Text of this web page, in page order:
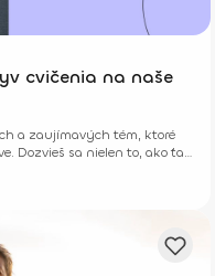
cvičenia na naše
a zaujímavých tém, ktoré
Dozvieš sa nielen to, ako ťa
ako dokážu rôzne druhy